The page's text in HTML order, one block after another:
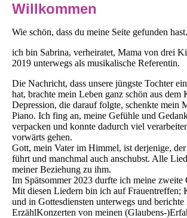
Willkommen
Wie schön, dass du meine Seite gefunden hast.
ich bin Sabrina, verheiratet, Mama von drei
2019 unterwegs als musikalische Referentin.
Die Nachricht, dass unsere jüngste Tochter
hat, brachte mein Leben ganz schön aus dem
Depression, die darauf folgte, schenkte mein
Piano. Ich fing an, meine Gefühle und
verpacken und konnte dadurch viel
vorwärts gehen.
Gott, mein Vater im Himmel, ist derjenige,
führt und manchmal auch anschubst. Alle
meiner Beziehung zu ihm.
Im Spätsommer 2023 durfte ich meine zweite
Mit diesen Liedern bin ich auf Frauentreffen;
und in Gottesdiensten unterwegs und berichte
ErzählKonzerten von meinen (Glaubens-